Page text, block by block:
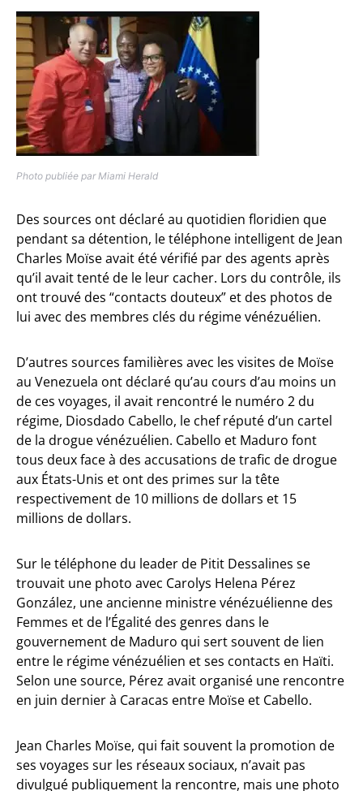
Photo publiée par Miami Herald
Des sources ont déclaré au quotidien floridien que
pendant sa détention, le téléphone intelligent de Jean
Charles Moïse avait été vérifié par des agents après
qu’il avait tenté de le leur cacher. Lors du contrôle, ils
ont trouvé des “contacts douteux” et des photos de
lui avec des membres clés du régime vénézuélien.
D’autres sources familières avec les visites de Moïse
au Venezuela ont déclaré qu’au cours d’au moins un
de ces voyages, il avait rencontré le numéro 2 du
régime, Diosdado Cabello, le chef réputé d’un cartel
de la drogue vénézuélien. Cabello et Maduro font
tous deux face à des accusations de trafic de drogue
aux États-Unis et ont des primes sur la tête
respectivement de 10 millions de dollars et 15
millions de dollars.
Sur le téléphone du leader de Pitit Dessalines se
trouvait une photo avec Carolys Helena Pérez
González, une ancienne ministre vénézuélienne des
Femmes et de l’Égalité des genres dans le
gouvernement de Maduro qui sert souvent de lien
entre le régime vénézuélien et ses contacts en Haïti.
Selon une source, Pérez avait organisé une rencontre
en juin dernier à Caracas entre Moïse et Cabello.
Jean Charles Moïse, qui fait souvent la promotion de
ses voyages sur les réseaux sociaux, n’avait pas
divulgué publiquement la rencontre, mais une photo